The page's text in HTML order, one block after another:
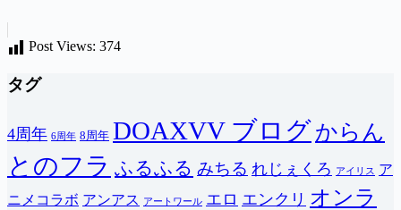
Post Views: 374
タグ
4周年 6周年 8周年 DOAXVV ブログからん
とのフラ ふるふる みちる れじぇくろ アイリス
ア
ニメコラボ アンアス アートワール エロ エンクリ オンラ